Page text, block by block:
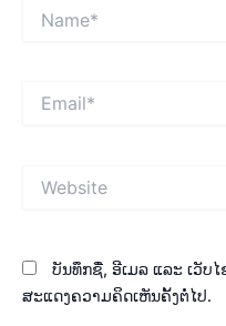
ບັນທຶກຊື່, ອີເມລ ແລະ ເວັບ
ສະແດງຄວາມຄິດເຫັນຄັ້ງຕໍ່ໄປ.